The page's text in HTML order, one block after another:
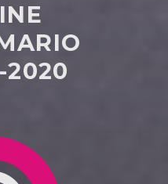
WEB:
2020